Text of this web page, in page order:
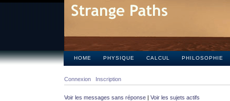
HOME PHYSIQUE CALCUL PHILOSOPHIE
Connexion Inscription
Voir les messages sans réponse | Voir les sujets actifs